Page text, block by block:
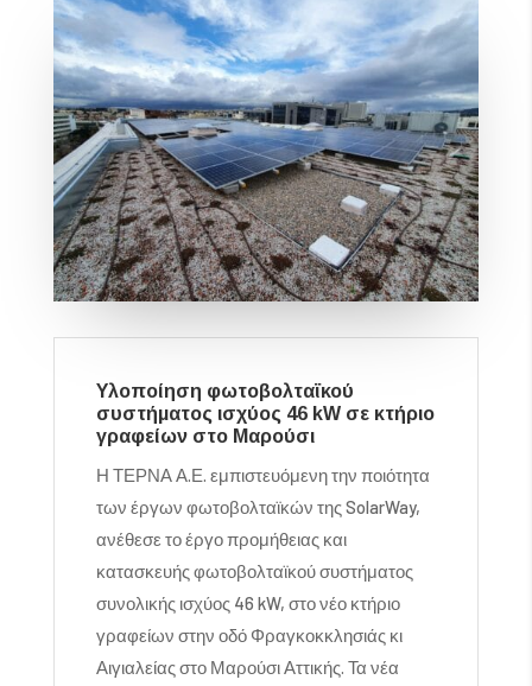
Υλοποίηση φωτοβολταϊκού
συστήματος ισχύος 46 kW σε κτήριο
γραφείων στο Μαρούσι
Η ΤΕΡΝΑ Α.Ε. εμπιστευόμενη την ποιότητα
των έργων φωτοβολταϊκών της SolarWay,
ανέθεσε το έργο προμήθειας και
κατασκευής φωτοβολταϊκού συστήματος
συνολικής ισχύος 46 kW, στο νέο κτήριο
γραφείων στην οδό Φραγκοκκλησιάς κι
Αιγιαλείας στο Μαρούσι Αττικής. Τα νέα